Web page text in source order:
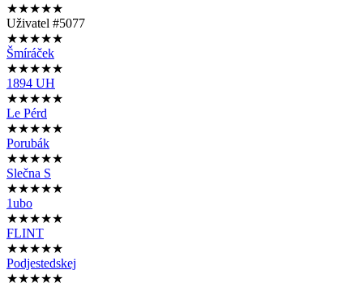
★★★★★
Uživatel #5077
★★★★★
Šmíráček
★★★★★
1894 UH
★★★★★
Le Pérd
★★★★★
Porubák
★★★★★
Slečna S
★★★★★
1ubo
★★★★★
FLINT
★★★★★
Podjestedskej
★★★★★